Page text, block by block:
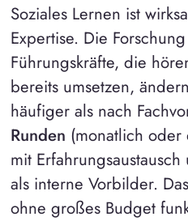
Soziales Lernen ist
Expertise. Die
Führungskräfte, die
bereits umsetzen,
häufiger als nach
Runden (monatlich
mit
als interne Vorbilder.
ohne großes Budget